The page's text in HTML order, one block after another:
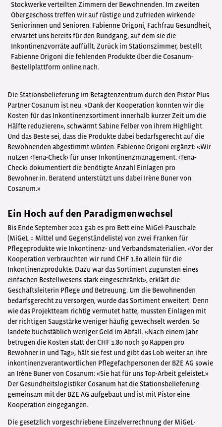
Stockwerke verteilten Zimmern der Bewohnenden. Im zweiten
Obergeschoss treffen wir auf rüstige und zufrieden wirkende
Seniorinnen und Senioren. Fabienne Origoni, Fachfrau Gesundheit,
erwartet uns bereits für den Rundgang, auf dem sie die
Inkontinenzvorräte auffüllt. Zurück im Stationszimmer, bestellt
Fabienne Origoni die fehlenden Produkte über die Cosanum-
Bestellplattform online nach.
Die Stationsbelieferung im Betagtenzentrum durch den Pistor Plus
Partner Cosanum ist neu. «Dank der Kooperation konnten wir die
Kosten für das Inkontinenzsortiment innerhalb kurzer Zeit um die
Hälfte reduzieren», schwärmt Sabine Felber von ihrem Highlight.
Und das Beste sei, dass die Produkte dabei bedarfsgerecht auf die
Bewohnenden abgestimmt würden. Fabienne Origoni ergänzt: «Wir
nutzen ‹Tena-Check› für unser Inkontinenzmanagement. ‹Tena-
Check› dokumentiert die benötigte Anzahl Einlagen pro
Bewohner:in. Beratend unterstützt uns dabei Irène Buner von
Cosanum.»
Ein Hoch auf den Paradigmenwechsel
Bis Ende September 2021 gab es pro Bett eine MiGel-Pauschale
(MiGeL = Mittel und Gegenständeliste) von zwei Franken für
Pflegeprodukte wie Inkontinenz- und Verbandsmaterialien. «Vor der
Kooperation verbrauchten wir rund CHF 1.80 allein für die
Inkontinenzprodukte. Dazu war das Sortiment zugunsten eines
einfachen Bestellwesens stark eingeschränkt», erklärt die
Geschäftsleiterin Pflege und Betreuung. Um die Bewohnenden
bedarfsgerecht zu versorgen, wurde das Sortiment erweitert. Denn
wie das Projektteam richtig vermutet hatte, mussten Einlagen mit
der richtigen Saugstärke weniger häufig gewechselt werden. So
landete buchstäblich weniger Geld im Abfall. «Nach einem Jahr
betrugen die Kosten statt der CHF 1.80 noch 90 Rappen pro
Bewohner:in und Tag», hält sie fest und gibt das Lob weiter an ihre
inkontinenzverantwortlichen Pflegefachpersonen der BZE AG sowie
an Irène Buner von Cosanum: «Sie hat für uns Top-Arbeit geleistet.»
Der Gesundheitslogistiker Cosanum hat die Stationsbelieferung
gemeinsam mit der BZE AG aufgebaut und ist mit Pistor eine
Kooperation eingegangen.
Die gesetzlich vorgeschriebene Einzelverrechnung der MiGeL-